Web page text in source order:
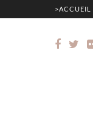
>ACCUEIL